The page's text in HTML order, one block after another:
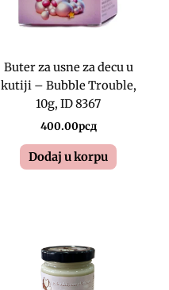
Buter za usne za decu u
kutiji – Bubble Trouble,
10g, ID 8367
400.00рсд
Dodaj u korpu